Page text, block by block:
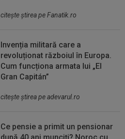
citeşte ştirea pe Fanatik.ro
Invenția militară care a
revoluționat războiul în Europa.
Cum funcționa armata lui „El
Gran Capitán”
citeşte ştirea pe adevarul.ro
Ce pensie a primit un pensionar